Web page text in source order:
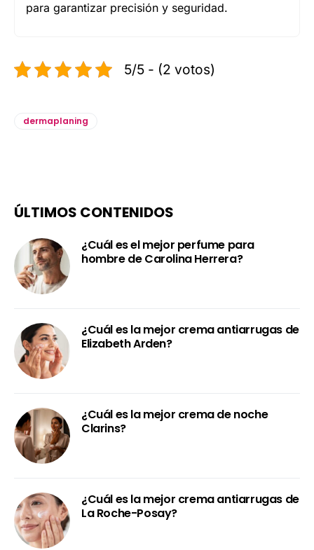
para garantizar precisión y seguridad.
5/5 - (2 votos)
dermaplaning
ÚLTIMOS CONTENIDOS
¿Cuál es el mejor perfume para
hombre de Carolina Herrera?
¿Cuál es la mejor crema antiarrugas de
Elizabeth Arden?
¿Cuál es la mejor crema de noche
Clarins?
¿Cuál es la mejor crema antiarrugas de
La Roche-Posay?